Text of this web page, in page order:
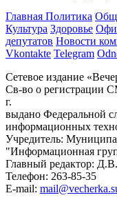
Главная Политика
Культура Здоровье
депутатов Новости
Vkontakte Telegram
Сетевое издание
Cв-во о регистрации
г.
выдано Федеральной
информационных
Учредитель:
"Информационная
Главный редактор:
Телефон: 263-85-35
E-mail: